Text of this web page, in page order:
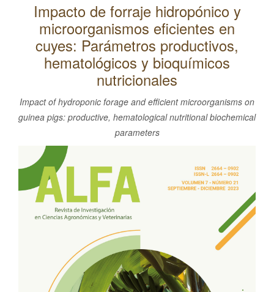
e
n
o
r
Impacto de forraje hidropónico y
microorganismos eficientes en
cuyes: Parámetros productivos,
hematológicos y bioquímicos
nutricionales
Impact of hydroponic forage and efficient microorganisms on
guinea pigs: productive, hematological nutritional biochemical
parameters
Barra
lateral
del
artículo